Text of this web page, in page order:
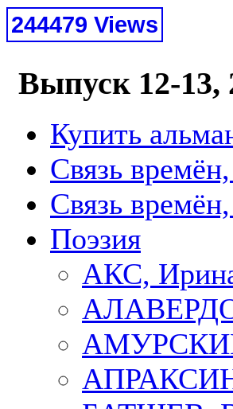
244479 Views
Выпуск 12-13,
Купить
Связь
Связь
Поэзия
АКС,